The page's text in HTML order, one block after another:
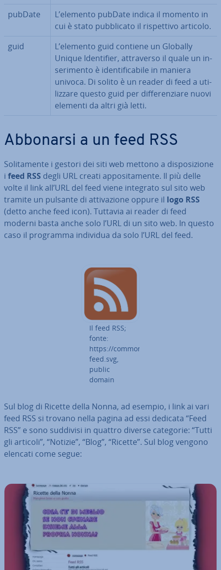
pubDate
L’elemento pubDate indica il momento in
cui è stato pub­bli­ca­to il ri­spet­ti­vo articolo.
guid
L’elemento guid contiene un Globally
Unique Iden­ti­fier, at­tra­ver­so il quale un in­
se­ri­men­to è iden­ti­fi­ca­bi­le in maniera
univoca. Di solito è un reader di feed a uti­
liz­za­re questo guid per dif­fe­ren­zia­re nuovi
elementi da altri già letti.
Abbonarsi a un feed RSS
So­li­ta­men­te i gestori dei siti web mettono a di­spo­si­zio­ne
i feed RSS degli URL creati ap­po­si­ta­men­te. Il più delle
volte il link all’URL del feed viene integrato sul sito web
tramite un pulsante di at­ti­va­zio­ne oppure il logo RSS
(detto anche feed icon). Tuttavia ai reader di feed
moderni basta anche solo l’URL di un sito web. In questo
caso il programma individua da solo l’URL del feed.
Il feed RSS;
fonte:
https://commons.wikimedia.org/wiki/
feed.svg,
public
domain
Sul blog di Ricette della Nonna, ad esempio, i link ai vari
feed RSS si trovano nella pagina ad essi dedicata “Feed
RSS” e sono suddivisi in quattro diverse categorie: “Tutti
gli articoli”, “Notizie”, “Blog”, “Ricette”. Sul blog vengono
elencati come segue: